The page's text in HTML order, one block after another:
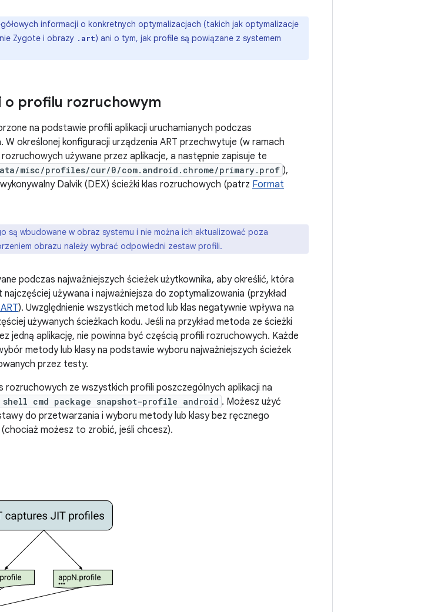
informacji o konkretnych optymalizacjach (takich jak optymalizacje
Zygote i obrazy .art) ani o tym, jak profile są powiązane z systemem
o profilu rozruchowym
na podstawie profili aplikacji uruchamianych podczas
W określonej konfiguracji urządzenia ART przechwytuje (w ramach
używane przez aplikacje, a następnie zapisuje te
misc/profiles/cur/0/com.android.chrome/primary.prof ),
Dalvik (DEX) ścieżki klas rozruchowych (patrz Format
są wbudowane w obraz systemu i nie można ich aktualizować poza
obrazu należy wybrać odpowiedni zestaw profili.
podczas najważniejszych ścieżek użytkownika, aby określić, która
używana i najważniejsza do zoptymalizowania (przykład
). Uwzględnienie wszystkich metod lub klas negatywnie wpływa na
używanych ścieżkach kodu. Jeśli na przykład metoda ze ścieżki
jedną aplikację, nie powinna być częścią profili rozruchowych. Każde
metody lub klasy na podstawie wyboru najważniejszych ścieżek
przez testy.
rozruchowych ze wszystkich profili poszczególnych aplikacji na
shell cmd package snapshot-profile android . Możesz użyć
do przetwarzania i wyboru metody lub klasy bez ręcznego
możesz to zrobić, jeśli chcesz).